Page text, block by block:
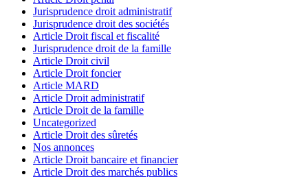
Jurisprudence droit administratif
Jurisprudence droit des sociétés
Article Droit fiscal et fiscalité
Jurisprudence droit de la famille
Article Droit civil
Article Droit foncier
Article MARD
Article Droit administratif
Article Droit de la famille
Uncategorized
Article Droit des sûretés
Nos annonces
Article Droit bancaire et financier
Article Droit des marchés publics